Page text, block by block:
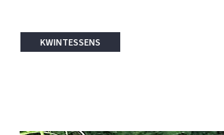
KWINTESSENS